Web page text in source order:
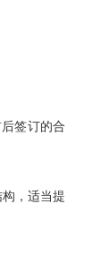
签订的合
，适当提